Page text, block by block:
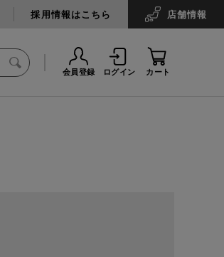
採用情報はこちら 店舗情報
会員登録 ログイン カート